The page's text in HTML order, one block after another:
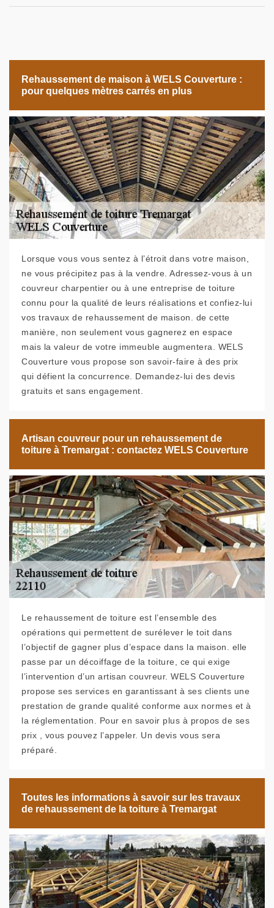
Rehaussement de maison à WELS Couverture :
pour quelques mètres carrés en plus
Lorsque vous vous sentez à l’étroit dans votre maison,
ne vous précipitez pas à la vendre. Adressez-vous à un
couvreur charpentier ou à une entreprise de toiture
connu pour la qualité de leurs réalisations et confiez-lui
vos travaux de rehaussement de maison. de cette
manière, non seulement vous gagnerez en espace
mais la valeur de votre immeuble augmentera. WELS
Couverture vous propose son savoir-faire à des prix
qui défient la concurrence. Demandez-lui des devis
gratuits et sans engagement.
Artisan couvreur pour un rehaussement de
toiture à Tremargat : contactez WELS Couverture
Le rehaussement de toiture est l’ensemble des
opérations qui permettent de surélever le toit dans
l’objectif de gagner plus d’espace dans la maison. elle
passe par un décoiffage de la toiture, ce qui exige
l’intervention d’un artisan couvreur. WELS Couverture
propose ses services en garantissant à ses clients une
prestation de grande qualité conforme aux normes et à
la réglementation. Pour en savoir plus à propos de ses
prix , vous pouvez l’appeler. Un devis vous sera
préparé.
Toutes les informations à savoir sur les travaux
de rehaussement de la toiture à Tremargat